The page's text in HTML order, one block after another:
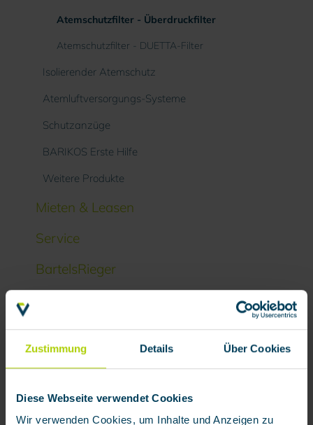
Zustimmung Details Über Cookies
Diese Webseite verwendet Cookies
Wir verwenden Cookies, um Inhalte und Anzeigen zu
Atemschutzfilter - Überdruckfilter
Atemschutzfilter - DUETTA-Filter
Isolierender Atemschutz
Atemluftversorgungs-Systeme
Schutzanzüge
BARIKOS Erste Hilfe
Weitere Produkte
Mieten & Leasen
Service
BartelsRieger